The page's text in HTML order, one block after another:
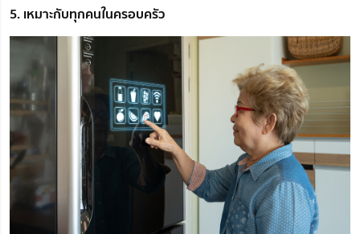
5. เหมาะกับทุกคนในครอบครัว